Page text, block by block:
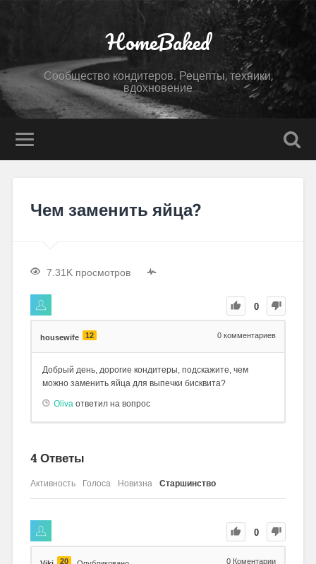
HomeBaked
Сообщество кондитеров. Рецепты, техники,
вдохновение
Чем заменить яйца?
7.31K просмотров
0
housewife 12 0 комментариев
Добрый день, дорогие кондитеры, подскажите, чем
можно заменить яйца для выпечки бисквита?
Olivaответил на вопрос
4Ответы
Активность Голоса Новизна Старшинство
0
20 0 Коментарии